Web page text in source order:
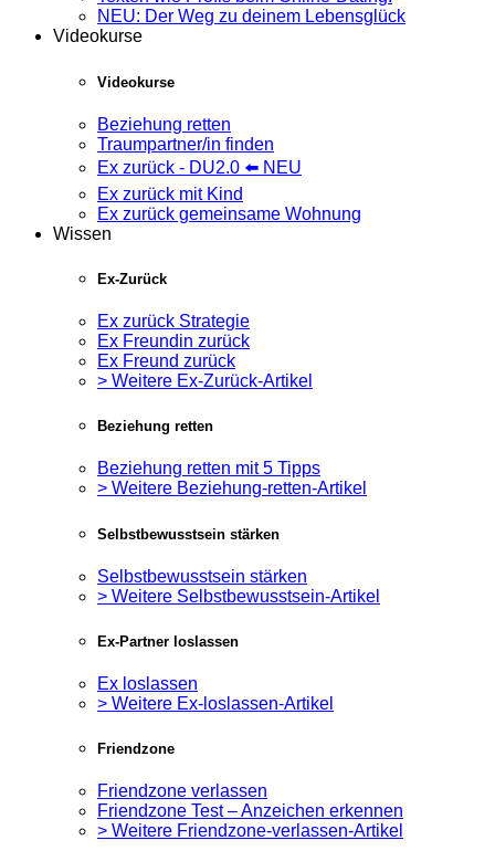
NEU: Der Weg zu deinem Lebensglück
Videokurse
Videokurse
Beziehung retten
Traumpartner/in finden
Ex zurück - DU2.0 ⬅️ NEU
Ex zurück mit Kind
Ex zurück gemeinsame Wohnung
Wissen
Ex-Zurück
Ex zurück Strategie
Ex Freundin zurück
Ex Freund zurück
> Weitere Ex-Zurück-Artikel
Beziehung retten
Beziehung retten mit 5 Tipps
> Weitere Beziehung-retten-Artikel
Selbstbewusstsein stärken
Selbstbewusstsein stärken
> Weitere Selbstbewusstsein-Artikel
Ex-Partner loslassen
Ex loslassen
> Weitere Ex-loslassen-Artikel
Friendzone
Friendzone verlassen
Friendzone Test – Anzeichen erkennen
> Weitere Friendzone-verlassen-Artikel